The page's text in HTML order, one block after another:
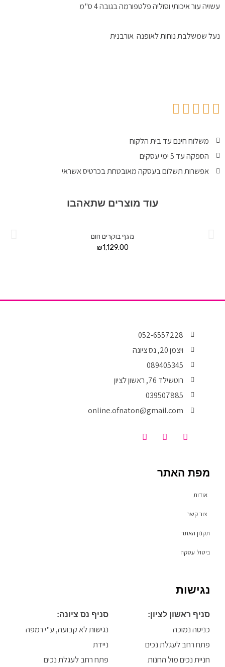
עשויה עור איכותי וסוליה פלטפורמה בגובה 4 ס"מ
נעל שמשלבת נוחות לאופנה אורבנית
משלוח חינם עד בית הלקוח
הספקה עד 5 ימי עסקים
אפשרות תשלום בעסקה מאובטחת בכרטיס אשראי
עוד מוצרים שתאהבו
מגף בוקרים חום
₪1,129.00
052-6557228
ויצמן 20, נס ציונה
089405345
רוטשילד 76, ראשון לציון
039507885
online.ofnaton@gmail.com
F
a
o
I
n
g
T
i
מפת האתר
אודות
צור קשר
תקנון האתר
ביטול עסקה
נגישות
סניף ראשון לציון:
כניסה נמוכה
פתח רחב לעגלת נכים
חניית נכים מול החנות
סניף נס ציונה:
נגישות לא קבועה, ע"י רמפה
ניידת
פתח רחב לעגלת נכים